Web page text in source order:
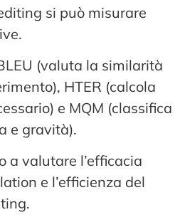
si può misurare
(valuta la similarità
HTER (calcola
e MQM (classifica
e gravità).
a valutare l’efficacia
e l’efficienza del